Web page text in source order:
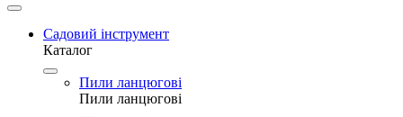
Садовий інструмент
Каталог
Пили ланцюгові
Пили ланцюгові